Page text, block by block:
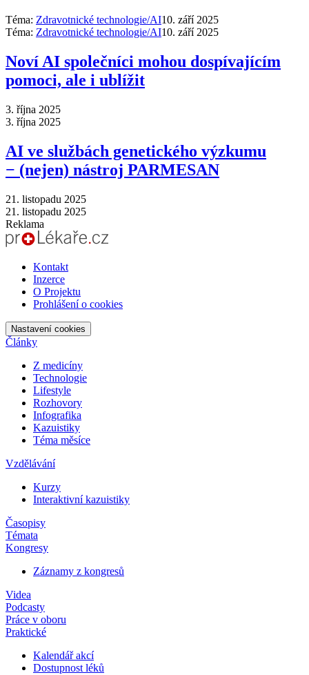
Téma: Zdravotnické technologie/AI10. září 2025
Téma: Zdravotnické technologie/AI10. září 2025
Noví AI společníci mohou dospívajícím
pomoci, ale i ublížit
3. října 2025
3. října 2025
AI ve službách genetického výzkumu
−⁠ (nejen) nástroj PARMESAN
21. listopadu 2025
21. listopadu 2025
Reklama
Kontakt
Inzerce
O Projektu
Prohlášení o cookies
Nastavení cookies
Články
Z medicíny
Technologie
Lifestyle
Rozhovory
Infografika
Kazuistiky
Téma měsíce
Vzdělávání
Kurzy
Interaktivní kazuistiky
Časopisy
Témata
Kongresy
Záznamy z kongresů
Videa
Podcasty
Práce v oboru
Praktické
Kalendář akcí
Dostupnost léků